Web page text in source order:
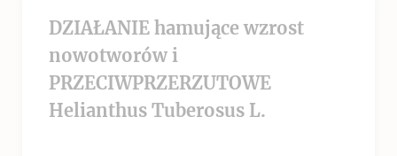
DZIAŁANIE hamujące wzrost
nowotworów i
PRZECIWPRZERZUTOWE
Helianthus Tuberosus L.